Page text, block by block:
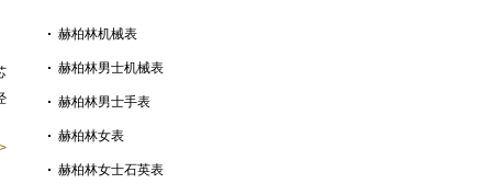
赫柏林机械表
赫柏林男士机械表
赫柏林男士手表
赫柏林女表
赫柏林女士石英表